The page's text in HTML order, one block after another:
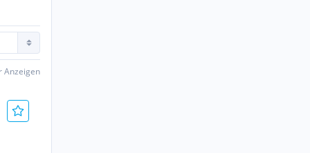
Anzeigen